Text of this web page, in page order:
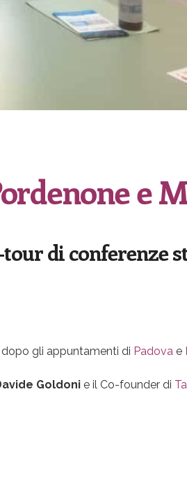
e
di conferenze
dopo gli appuntamenti di Padova e
Goldoni e il Co-founder di